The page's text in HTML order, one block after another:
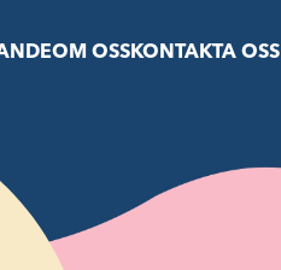
OM OSSKONTAKTA OSS